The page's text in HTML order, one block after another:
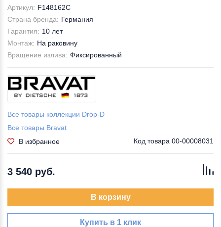
Артикул: F148162C
Страна бренда: Германия
Гарантия: 10 лет
Монтаж: На раковину
Вращение излива: Фиксированный
Все товары коллекции Drop-D
Все товары Bravat
В избранное
Код товара 00-00008031
3 540 руб.
В корзину
Купить в 1 клик